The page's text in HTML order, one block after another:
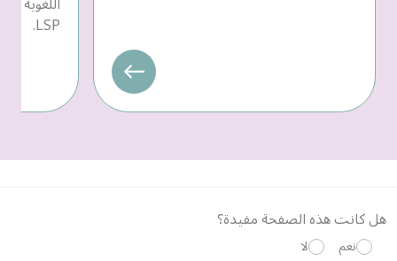
LSP.
هل كانت هذه الصفحة مفيدة؟
نعم لا